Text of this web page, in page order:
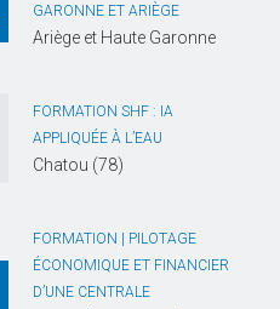
GARONNE ET ARIÈGE
Ariège et Haute Garonne
FORMATION SHF : IA
APPLIQUÉE À L’EAU
Chatou (78)
FORMATION | PILOTAGE
ÉCONOMIQUE ET FINANCIER
D’UNE CENTRALE